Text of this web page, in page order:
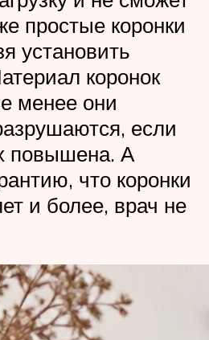
простые коронки
установить
коронок
менее они
если
повышена. А
что коронки
и более, врач не